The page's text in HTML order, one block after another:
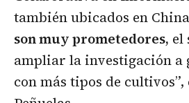
también ubicados en
son muy prometedores, el
ampliar la investigación a
con más tipos de